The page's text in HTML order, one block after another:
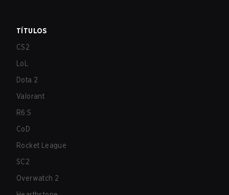
TÍTULOS
CS2
LoL
Dota 2
Valorant
R6:S
CoD
Rocket League
SC2
Overwatch 2